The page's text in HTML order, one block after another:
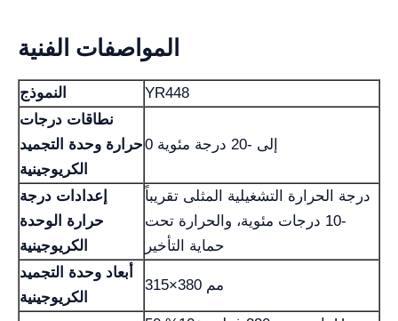
المواصفات الفنية
النموذج
YR448
نطاقات درجات
حرارة وحدة التجميد
الكريوجينية
0 إلى -20 درجة مئوية
إعدادات درجة
حرارة الوحدة
الكريوجينية
درجة الحرارة التشغيلية المثلى تقريباً
-10 درجات مئوية، والحرارة تحت
حماية التأخير
أبعاد وحدة التجميد
الكريوجينية
315×380 مم